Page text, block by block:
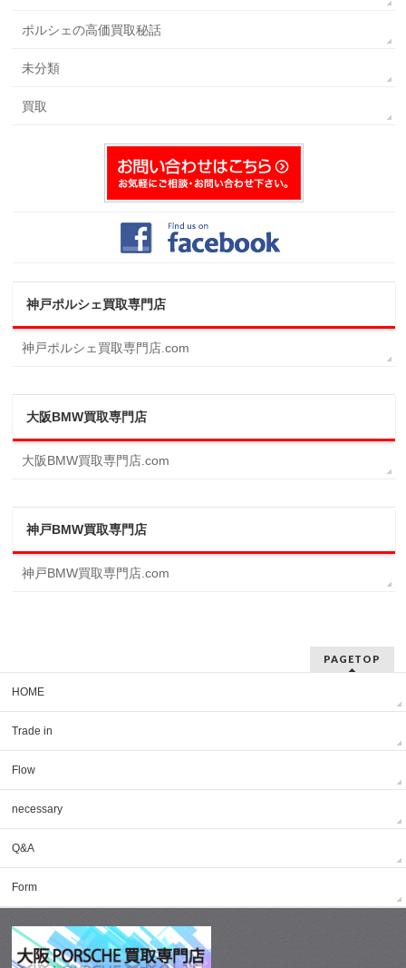
ポルシェの高価買取秘話
未分類
買取
神戸ポルシェ買取専門店
神戸ポルシェ買取専門店.com
大阪BMW買取専門店
大阪BMW買取専門店.com
神戸BMW買取専門店
神戸BMW買取専門店.com
PAGETOP
HOME
Trade in
Flow
necessary
Q&A
Form